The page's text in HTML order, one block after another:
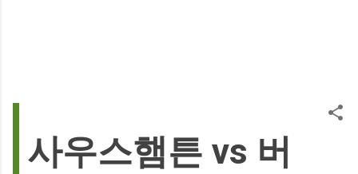
사우스햄튼 vs 버